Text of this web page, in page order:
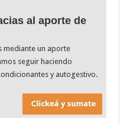
al aporte de
mediante un aporte
seguir haciendo
y autogestivo.